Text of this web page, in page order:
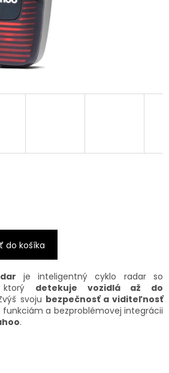
do košíka
je inteligentný cyklo radar so
detekuje vozidlá až do
svoju bezpečnosť a viditeľnosť
a bezproblémovej integrácii
.